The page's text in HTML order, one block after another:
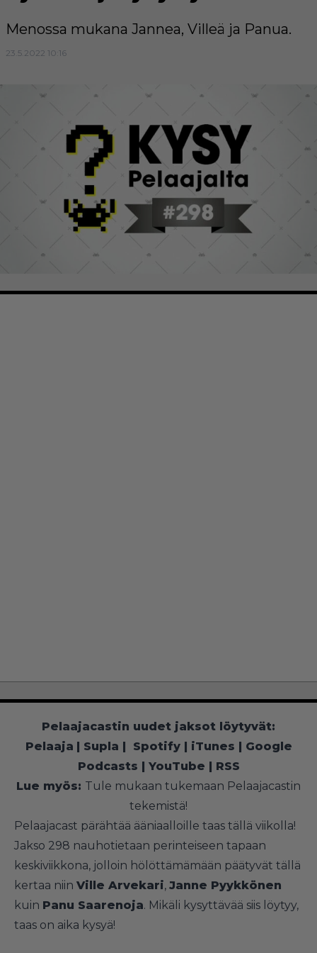
Menossa mukana Jannea, Villeä ja Panua.
23.5.2022 10:16
Pelaajacastin uudet jaksot löytyvät:
Pelaaja | Supla | Spotify| iTunes | Google
Podcasts | YouTube | RSS
Lue myös: Tule mukaan tukemaan Pelaajacastin
tekemistä!
Pelaajacast pärähtää ääniaalloille taas tällä viikolla!
Jakso 298 nauhotietaan perinteiseen tapaan
keskiviikkona, jolloin hölöttämämään päätyvät tällä
kertaa niin Ville Arvekari, Janne Pyykkönen
kuin Panu Saarenoja. Mikäli kysyttävää siis löytyy,
taas on aika kysyä!